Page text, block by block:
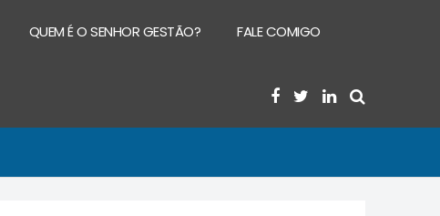
QUEM É O SENHOR GESTÃO? FALE COMIGO